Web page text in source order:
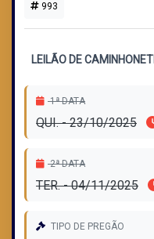
993
LEILÃO DE
1ª DATA
QUI. - 23/10/2025
2ª DATA
TER. - 04/11/2025
TIPO DE PREGÃO